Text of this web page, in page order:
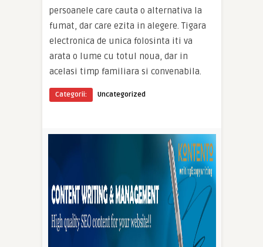
persoanele care cauta o alternativa la
fumat, dar care ezita in alegere. Tigara
electronica de unica folosinta iti va
arata o lume cu totul noua, dar in
acelasi timp familiara si convenabila.
Categorii: Uncategorized